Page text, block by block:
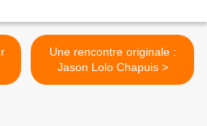
Une rencontre originale :
Jason Lolo Chapuis >